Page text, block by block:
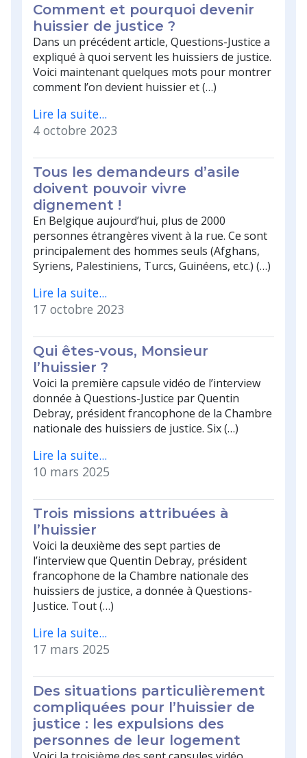
Comment et pourquoi devenir
huissier de justice ?
Dans un précédent article, Questions-Justice a
expliqué à quoi servent les huissiers de justice.
Voici maintenant quelques mots pour montrer
comment l’on devient huissier et (…)
Lire la suite...
4 octobre 2023
Tous les demandeurs d’asile
doivent pouvoir vivre
dignement !
En Belgique aujourd’hui, plus de 2000
personnes étrangères vivent à la rue. Ce sont
principalement des hommes seuls (Afghans,
Syriens, Palestiniens, Turcs, Guinéens, etc.) (…)
Lire la suite...
17 octobre 2023
Qui êtes-vous, Monsieur
l’huissier ?
Voici la première capsule vidéo de l’interview
donnée à Questions-Justice par Quentin
Debray, président francophone de la Chambre
nationale des huissiers de justice. Six (…)
Lire la suite...
10 mars 2025
Trois missions attribuées à
l’huissier
Voici la deuxième des sept parties de
l’interview que Quentin Debray, président
francophone de la Chambre nationale des
huissiers de justice, a donnée à Questions-
Justice. Tout (…)
Lire la suite...
17 mars 2025
Des situations particulièrement
compliquées pour l’huissier de
justice : les expulsions des
personnes de leur logement